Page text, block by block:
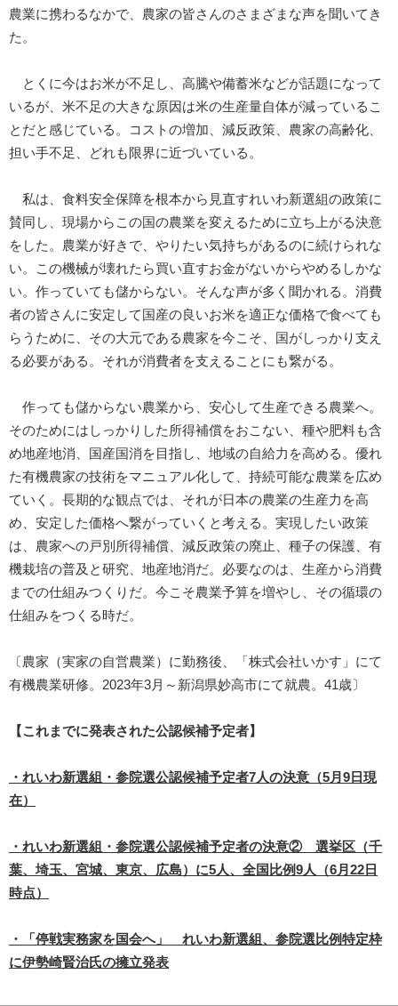
農業に携わるなかで、農家の皆さんのさまざまな声を聞いてき
た。
とくに今はお米が不足し、高騰や備蓄米などが話題になって
いるが、米不足の大きな原因は米の生産量自体が減っているこ
とだと感じている。コストの増加、減反政策、農家の高齢化、
担い手不足、どれも限界に近づいている。
私は、食料安全保障を根本から見直すれいわ新選組の政策に
賛同し、現場からこの国の農業を変えるために立ち上がる決意
をした。農業が好きで、やりたい気持ちがあるのに続けられな
い。この機械が壊れたら買い直すお金がないからやめるしかな
い。作っていても儲からない。そんな声が多く聞かれる。消費
者の皆さんに安定して国産の良いお米を適正な価格で食べても
らうために、その大元である農家を今こそ、国がしっかり支え
る必要がある。それが消費者を支えることにも繋がる。
作っても儲からない農業から、安心して生産できる農業へ。
そのためにはしっかりした所得補償をおこない、種や肥料も含
め地産地消、国産国消を目指し、地域の自給力を高める。優れ
た有機農家の技術をマニュアル化して、持続可能な農業を広め
ていく。長期的な観点では、それが日本の農業の生産力を高
め、安定した価格へ繋がっていくと考える。実現したい政策
は、農家への戸別所得補償、減反政策の廃止、種子の保護、有
機栽培の普及と研究、地産地消だ。必要なのは、生産から消費
までの仕組みつくりだ。今こそ農業予算を増やし、その循環の
仕組みをつくる時だ。
〔農家（実家の自営農業）に勤務後、「株式会社いかす」にて
有機農業研修。2023年3月～新潟県妙高市にて就農。41歳〕
【これまでに発表された公認候補予定者】
・れいわ新選組・参院選公認候補予定者7人の決意（5月9日現
在）
・れいわ新選組・参院選公認候補予定者の決意② 選挙区（千
葉、埼玉、宮城、東京、広島）に5人、全国比例9人（6月22日
時点）
・「停戦実務家を国会へ」 れいわ新選組、参院選比例特定枠
に伊勢崎賢治氏の擁立発表